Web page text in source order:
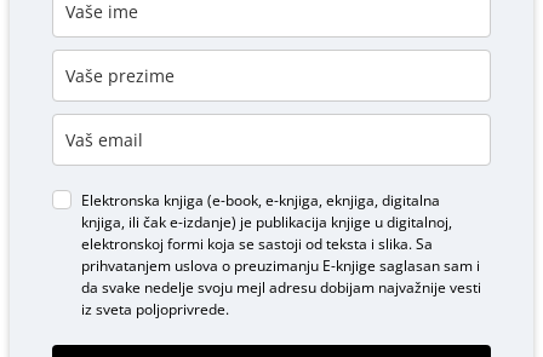
Elektronska knjiga (e-book, e-knjiga, eknjiga, digitalna
knjiga, ili čak e-izdanje) je publikacija knjige u digitalnoj,
elektronskoj formi koja se sastoji od teksta i slika. Sa
prihvatanjem uslova o preuzimanju E-knjigesaglasan sam i
da svake nedelje svoju mejl adresu dobijam najvažnije vesti
iz sveta poljoprivrede.